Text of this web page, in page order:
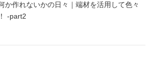
か作れないかの日々｜端材を活用して色々
-part2